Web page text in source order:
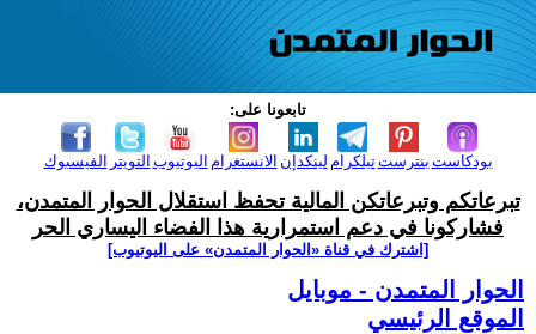
تابعونا على:
الفيسبوك التويتر اليوتيوب الانستغرام لينكدإن تيلكرامبنترست بودكاست
تبرعاتكم وتبرعاتكن المالية تحفظ استقلال الحوار المتمدن،
فشاركونا في دعم استمرارية هذا الفضاء اليساري الحر
[اشترك في قناة ‫«الحوار المتمدن» على اليوتيوب]
الحوار المتمدن - موبايل
الموقع الرئيسي